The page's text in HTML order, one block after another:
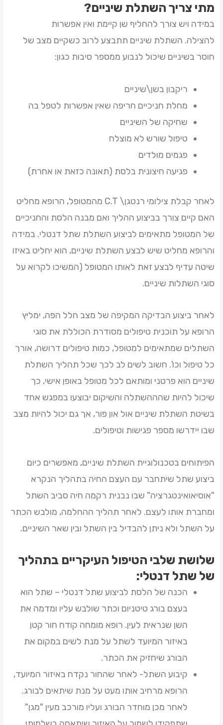
מתי צריך השתלת שיניים?
במידה ויש צורך להחליף שן קיימת ואין אפשרות
להצילה. השתלת שיניים תתבצע לרוב כשקיים מצב של
חוסר בשיניים שיכול לנבוע ממספר סיבות כגון:
ריקבון בשן\שיניים
מחלת חניכיים חריפה שאין אפשרות לטפל בה
שחיקה של השיניים
טיפול שורש לא מוצלח
פגמים מולדים
פגיעה חיצונית בלסת (תאונה כזאת או אחרת)
לאחר קבלת צילומי רנטגן\ C.T מהמטופל, הרופא מחליט
האם קיים צורך בביצוע ההליך ואם מבנה הלסת והחניכיים
של המטופל מתאימים לביצוע השתלת שתל דנטלי. במידה
והרופא מחליט שיש לבצע השתלת שיניים, הוא יחליט באיזו
שיטה עדיף לבצע זאת לאותו המטופל (המשיכו לקרוא על
סוגי השתלות שיניים.
לאחר ביצוע הבדיקה המקיפה של מצב חלל הפה, ימליץ
הרופא על תוכנית טיפולים מסודרת הכוללת את סוגי
השתלים שמתאימים למטופל, כמות טיפולים דרושה, אורך
כל טיפול וכו'. חשוב לשים לב לכך שכל תהליך השתלת
שיניים הוא פרטני ומותאם לכל מטופל באופן אישי, כך
שיכול להיות שהההשתלה והשיקום יבוצעו במפגש אחד
בשיטת השתלת שיניים אול און פור, אך גם יכול להיות מצב
שבו יידרשו מספר פגישות וטיפולים.
הפיתוחים בטכנולוגיית השתלת שיניים, מאפשרים כיום
ביצוע שתל שיתחבר עם העצם החיה בתהליך הנקרא
"אוסיאואינטגרציה" שבו נבנית רקמה חיה סביב השתל
ומחברת אותו לעצם. לאחר תהליך ההחלמה, מולבש הכתר
על השתל ולא ניתן להבדיל בין השתל ובין שאר השיניים.
שלושת שלבי הטיפול העיקריים בתהליך
של שתל דנטלי:
הכנה של הלסת לביצוע שתל דנטלי – שתל הוא
בעצם בורג טיטניום וכתר שולבש עליו ומדמה את
השן שנראית לעין. רופא מומחה קודח חור קטן
באיזור המיועד לשתל על מנת לשים במקום את
הבורג שיחזיק את הכתר.
קיבוע השתל- לאחר שהחור נקדח באיזור המיועד,
הרופא מרחיב אותו מעט על מנת שיתאים לבורג.
לאחר מכן מוחדר הבורג ועליו מורכב מעין "מגן"